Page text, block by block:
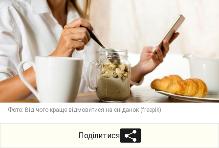
Фото: Від чого краще відмовитися на сніданок (freepik)
Поділитися